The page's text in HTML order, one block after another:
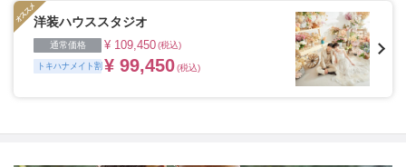
洋装ハウススタジオ
通常価格 ¥ 109,450(税込)
トキハナメイト割 ¥ 99,450(税込)